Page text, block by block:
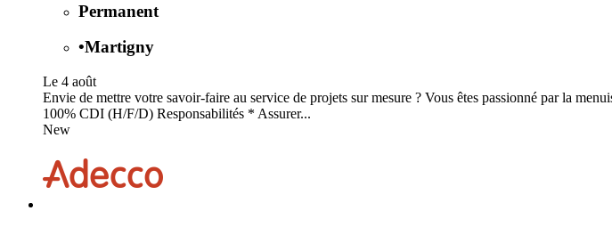
Permanent
•Martigny
Le 4 août
Envie de mettre votre savoir-faire au service de projets sur mesure ? Vous êtes passionné par la
100% CDI (H/F/D) Responsabilités * Assurer...
New